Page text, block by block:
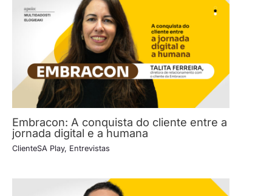
Embracon: A conquista do cliente entre a
jornada digital e a humana
ClienteSA Play, Entrevistas